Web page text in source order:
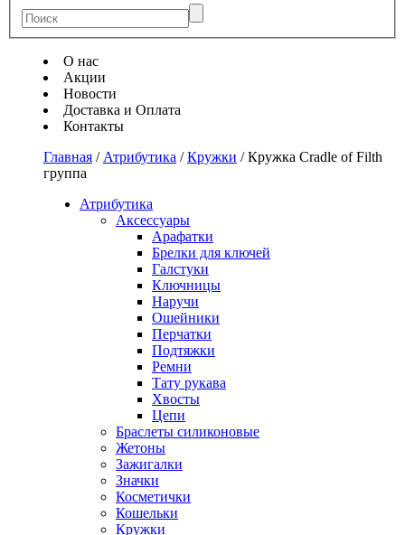
О нас
Акции
Новости
Доставка и Оплата
Контакты
Главная / Атрибутика /Кружки /Кружка Cradle of Filth
группа
Атрибутика
Аксессуары
Арафатки
Брелки для ключей
Галстуки
Ключницы
Наручи
Ошейники
Перчатки
Подтяжки
Ремни
Тату рукава
Хвосты
Цепи
Браслеты силиконовые
Жетоны
Зажигалки
Значки
Косметички
Кошельки
Кружки